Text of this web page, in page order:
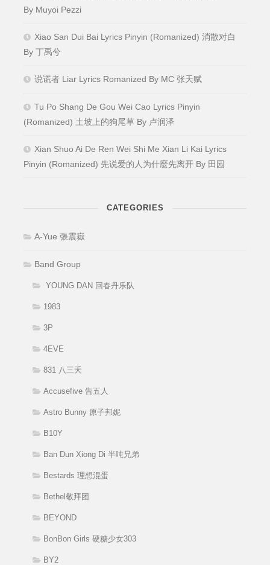
By Muyoi Pezzi
Xiao San Dui Bai Lyrics Pinyin (Romanized) 消散对白
By 丁禹兮
说谎者 Liar Lyrics Romanized By MC 张天赋
Tu Po Shang De Gou Wei Cao Lyrics Pinyin
(Romanized) 土坡上的狗尾草 By 卢润泽
Xian Shuo Ai De Ren Wei Shi Me Xian Li Kai Lyrics
Pinyin (Romanized) 先说爱的人为什麼先离开 By 田园
CATEGORIES
A-Yue 張震嶽
Band Group
YOUNG DAN 回春丹乐队
1983
3P
4EVE
831 八三夭
Accusefive 告五人
Astro Bunny 原子邦妮
B10Y
Ban Dun Xiong Di 半吨兄弟
Bestards 理想混蛋
Bethel敬拜团
BEYOND
BonBon Girls 硬糖少女303
BY2